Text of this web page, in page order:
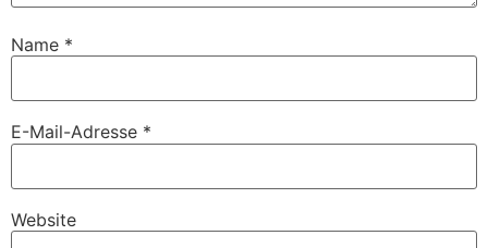
Name *
E-Mail-Adresse *
Website